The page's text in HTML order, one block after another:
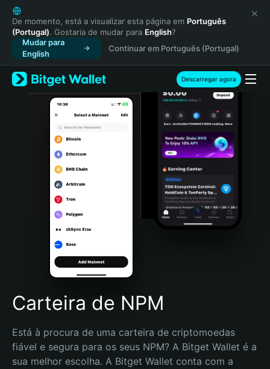
English
日本語
Tiếng Việt
Русский
Español (Latinoamérica)
Türkçe
Italiano
Português (Portugal)
Bahasa Indonesia
Português (Brasil)
Español (Argentina)
De momento, está a visualizar esta página em Português
(Portugal). Gostaria de mudar para English?
Mudar para
English
Continuar em Português (Portugal)
Descarregar agora
Carteira de NPM
Está à procura de uma carteira de criptomoedas
fiável e segura para os seus NPM? A Bitget Wallet é a
sua melhor escolha. A Bitget Wallet conta com a